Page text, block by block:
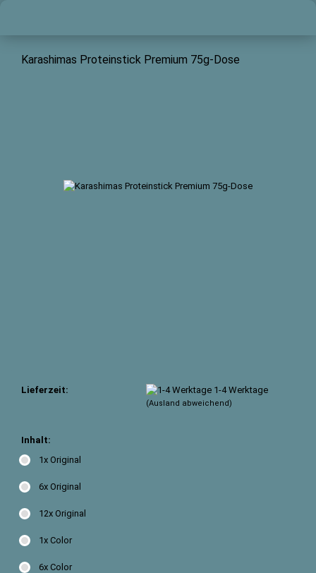
Karashimas Proteinstick Premium 75g-Dose
Lieferzeit: 1-4 Werktage
(Ausland abweichend)
Inhalt:
1x Original
6x Original
12x Original
1x Color
6x Color